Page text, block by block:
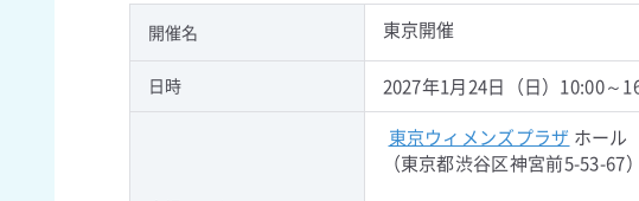
開催名 東京開催
日時 2027年1月24日（日）10:00～
東京ウィメンズプラザ ホール
（東京都渋谷区神宮前5-53-67）